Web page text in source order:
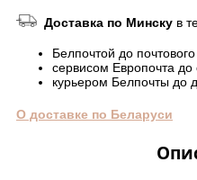
Доставка по Минску в
Белпочтой до
сервисом Европочта
курьером Белпочты до
О доставке по Беларуси